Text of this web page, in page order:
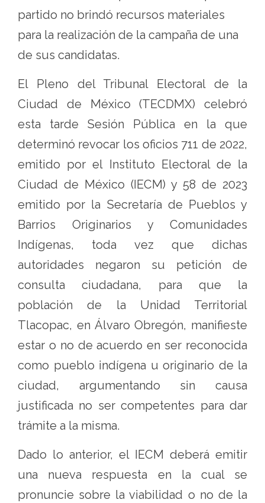
partido no brindó recursos materiales
para la realización de la campaña de una
de sus candidatas.
El Pleno del Tribunal Electoral de la
Ciudad de México (TECDMX) celebró
esta tarde Sesión Pública en la que
determinó revocar los oficios 711 de 2022,
emitido por el Instituto Electoral de la
Ciudad de México (IECM) y 58 de 2023
emitido por la Secretaría de Pueblos y
Barrios Originarios y Comunidades
Indígenas, toda vez que dichas
autoridades negaron su petición de
consulta ciudadana, para que la
población de la Unidad Territorial
Tlacopac, en Álvaro Obregón, manifieste
estar o no de acuerdo en ser reconocida
como pueblo indígena u originario de la
ciudad, argumentando sin causa
justificada no ser competentes para dar
trámite a la misma.
Dado lo anterior, el IECM deberá emitir
una nueva respuesta en la cual se
pronuncie sobre la viabilidad o no de la